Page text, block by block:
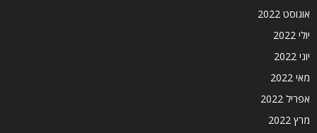
אוגוסט 2022
יולי 2022
יוני 2022
מאי 2022
אפריל 2022
מרץ 2022